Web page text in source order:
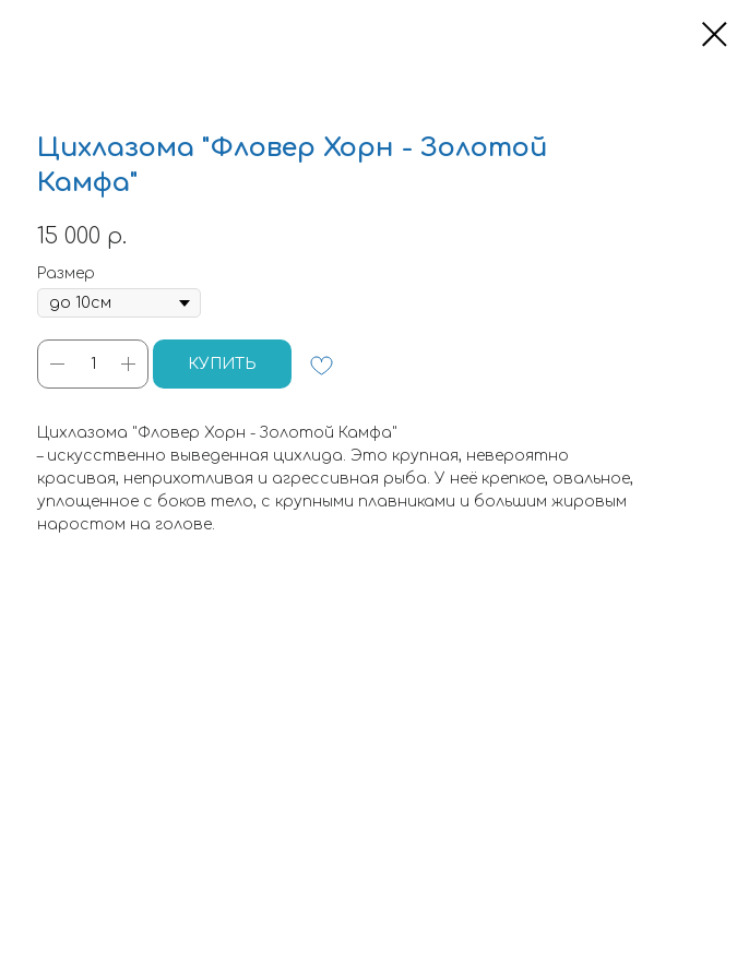
Цихлазома "Фловер Хорн - Золотой
Камфа"
15 000 р.
Размер
КУПИТЬ
Цихлазома "Фловер Хорн - Золотой Камфа"
– искусственно выведенная цихлида. Это крупная, невероятно
красивая, неприхотливая и агрессивная рыба. У неё крепкое, овальное,
уплощенное с боков тело, с крупными плавниками и большим жировым
наростом на голове.